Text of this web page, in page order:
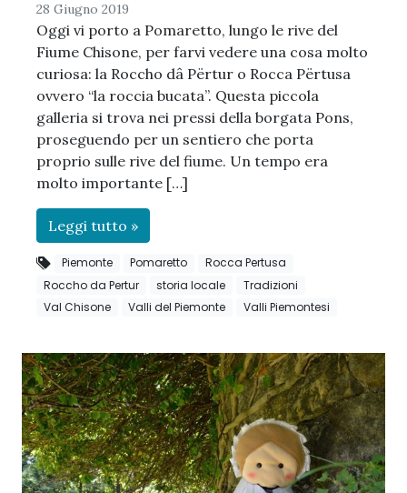
28 Giugno 2019
Oggi vi porto a Pomaretto, lungo le rive del
Fiume Chisone, per farvi vedere una cosa molto
curiosa: la Roccho dâ Përtur o Rocca Përtusa
ovvero “la roccia bucata”. Questa piccola
galleria si trova nei pressi della borgata Pons,
proseguendo per un sentiero che porta
proprio sulle rive del fiume. Un tempo era
molto importante […]
Leggi tutto »
Piemonte Pomaretto
Rocca Pertusa
Roccho da Pertur
storia locale
Tradizioni
Val Chisone
Valli del Piemonte Valli Piemontesi